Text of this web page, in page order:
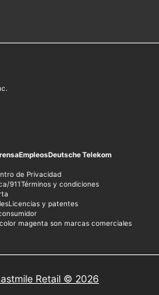
Retail © 2026